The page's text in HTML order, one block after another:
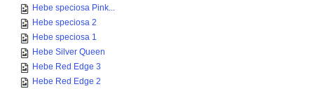
Hebe speciosa Pink...
Hebe speciosa 2
Hebe speciosa 1
Hebe Silver Queen
Hebe Red Edge 3
Hebe Red Edge 2